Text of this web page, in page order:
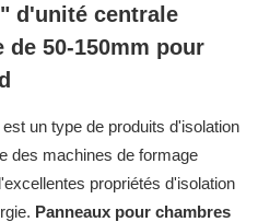
d'unité centrale
50-150mm pour
est un type de produits d'isolation
des machines de formage
propriétés d'isolation
Panneaux pour chambres